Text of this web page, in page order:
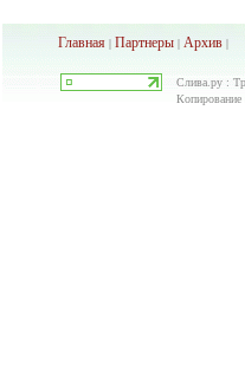
Главная| Партнеры| Архив|
Слива.ру :
Копирование